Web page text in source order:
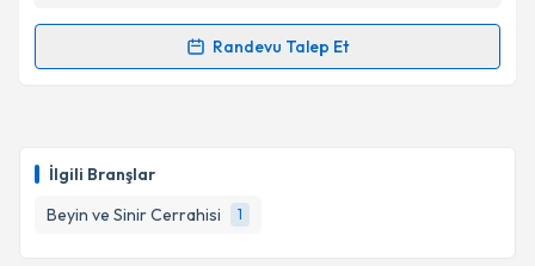
İlgili Branşlar
Beyin ve Sinir Cerrahisi
1
Randevu Talep Et
Randevu Takvimi Talebi
takvim hazırlandığında e-posta ile bilgilendireceğiz.